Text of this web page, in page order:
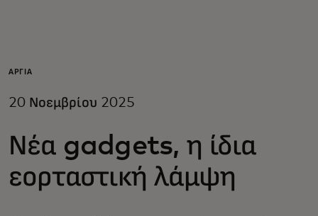
Για επιχειρήσεις
Για καινοτόμους
ΑΡΓΊΑ
20 Νοεμβρίου 2025
Νέα gadgets, η ίδια
εορταστική λάμψη